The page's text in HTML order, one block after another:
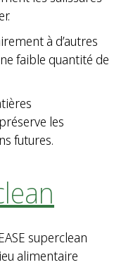
à d’autres
faible quantité de
les
futures.
superclean
alimentaire